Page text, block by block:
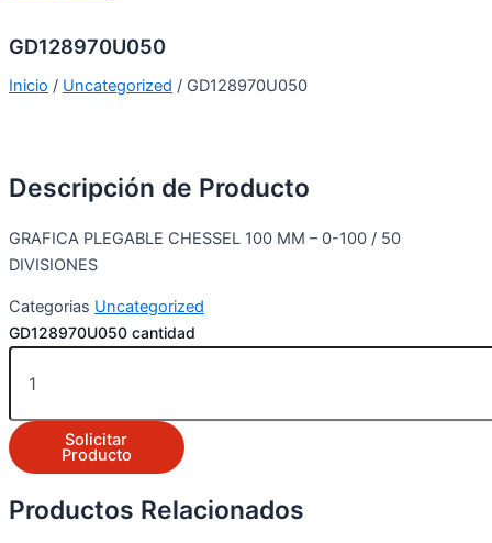
GD128970U050
Inicio / Uncategorized / GD128970U050
Descripción de Producto
GRAFICA PLEGABLE CHESSEL 100 MM – 0-100 / 50
DIVISIONES
Categorias Uncategorized
GD128970U050 cantidad
Solicitar
Producto
Productos Relacionados